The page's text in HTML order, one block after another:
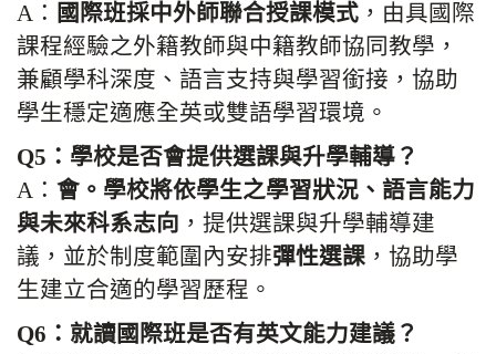
A： 國際班採中外師聯合授課模式 ，由具國際
課程經驗之外籍教師與中籍教師協同教學，
兼顧學科深度、語言支持與學習銜接，協助
學生穩定適應全英或雙語學習環境。
Q5：學校是否會提供選課與升學輔導？
A： 會。學校將依學生之學習狀況、語言能力
與未來科系志向 ，提供選課與升學輔導建
議，並於制度範圍內安排彈性選課 ，協助學
生建立合適的學習歷程。
Q6：就讀國際班是否有英文能力建議？